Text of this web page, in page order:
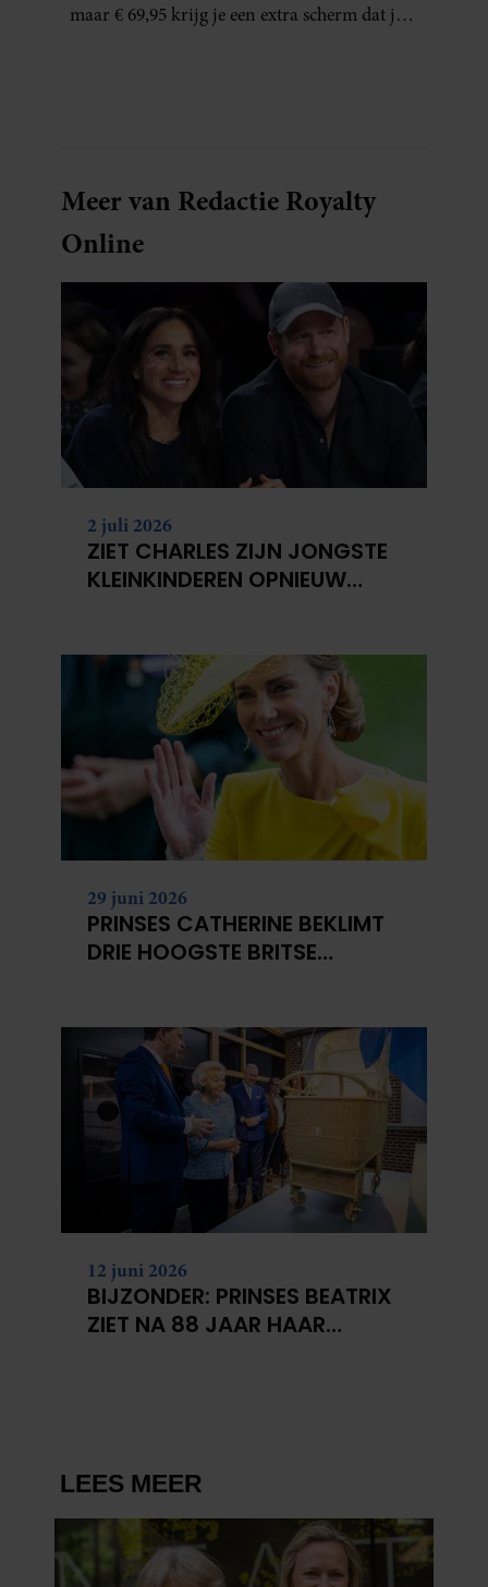
maar € 69,95 krijg je een extra scherm dat je
Meer van Redactie Royalty
Online
2 juli 2026
ZIET CHARLES ZIJN JONGSTE
KLEINKINDEREN OPNIEUW
29 juni 2026
PRINSES CATHERINE BEKLIMT
DRIE HOOGSTE BRITSE
12 juni 2026
BIJZONDER: PRINSES BEATRIX
ZIET NA 88 JAAR HAAR